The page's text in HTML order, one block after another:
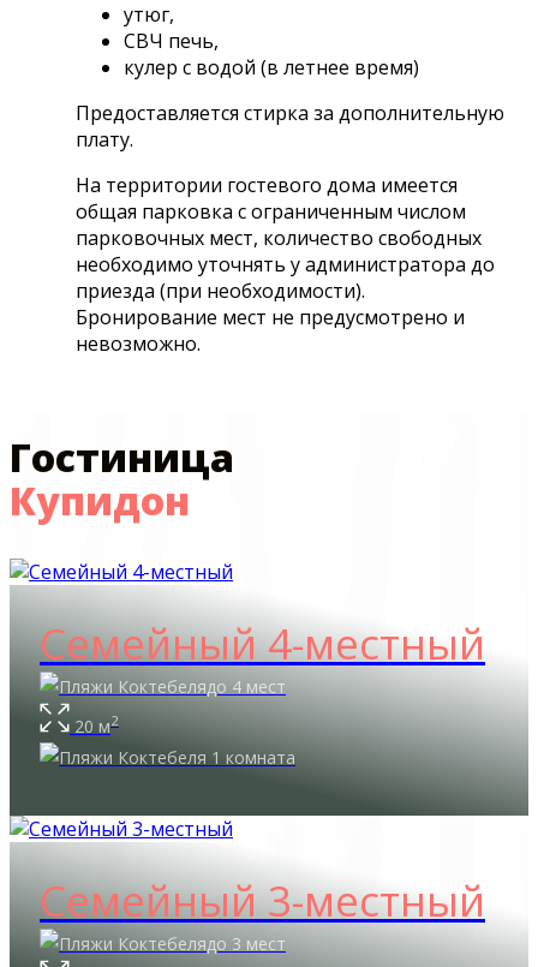
утюг,
СВЧ печь,
кулер с водой (в летнее время)
Предоставляется стирка за дополнительную
плату.
На территории гостевого дома имеется
общая парковка с ограниченным числом
парковочных мест, количество свободных
необходимо уточнять у администратора до
приезда (при необходимости).
Бронирование мест не предусмотрено и
невозможно.
Гостиница
Купидон
Семейный 4-местный
до 4 мест
20 м2
1 комната
Семейный 3-местный
до 3 мест